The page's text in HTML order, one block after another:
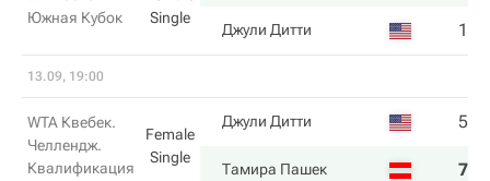
Южная Кубок
Single
Джули Дитти 1
13.09, 19:00
WTA Квебек.
Челлендж.
Квалификация
Female
Single
Джули Дитти 5
Тамира Пашек 7